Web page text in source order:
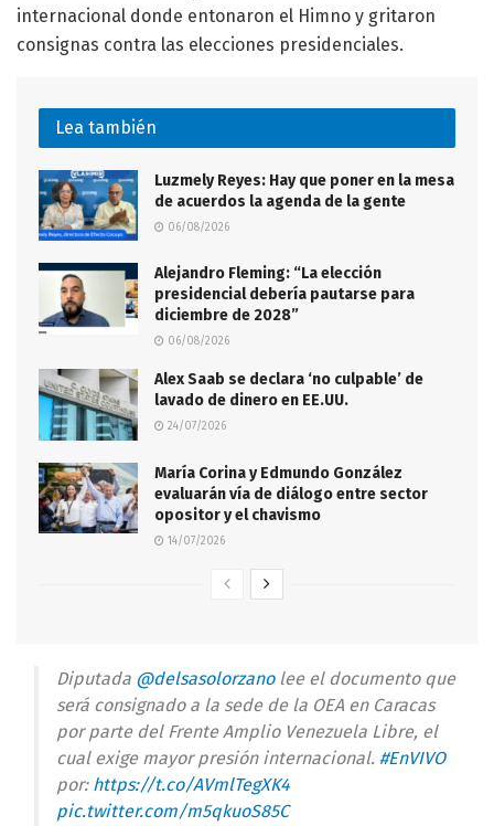
internacional donde entonaron el Himno y gritaron
consignas contra las elecciones presidenciales.
Lea también
Luzmely Reyes: Hay que poner en la mesa
de acuerdos la agenda de la gente
06/08/2026
Alejandro Fleming: “La elección
presidencial debería pautarse para
diciembre de 2028”
06/08/2026
Alex Saab se declara ‘no culpable’ de
lavado de dinero en EE.UU.
24/07/2026
María Corina y Edmundo González
evaluarán vía de diálogo entre sector
opositor y el chavismo
14/07/2026
Diputada @delsasolorzanolee el documento que
será consignado a la sede de la OEA en Caracas
por parte del Frente Amplio Venezuela Libre, el
cual exige mayor presión internacional. #EnVIVO
por: https://t.co/AVmlTegXK4
pic.twitter.com/m5qkuoS85C